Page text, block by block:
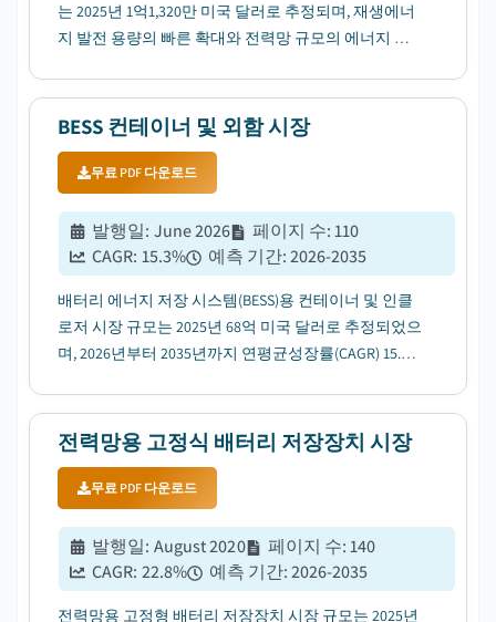
는 2025년 1억1,320만 미국 달러로 추정되며, 재생에너
지 발전 용량의 빠른 확대와 전력망 규모의 에너지 저
BESS 컨테이너 및 외함 시장
무료 PDF 다운로드
발행일: June 2026 페이지 수:110
CAGR: 15.3% 예측 기간:2026-2035
배터리 에너지 저장 시스템(BESS)용 컨테이너 및 인클
로저 시장 규모는 2025년 68억 미국 달러로 추정되었으
며, 2026년부터 2035년까지 연평균성장률(CAGR) 15.3%
전력망용 고정식 배터리 저장장치 시장
무료 PDF 다운로드
발행일: August 2020 페이지 수:140
CAGR: 22.8% 예측 기간:2026-2035
전력망용 고정형 배터리 저장장치 시장 규모는 2025년